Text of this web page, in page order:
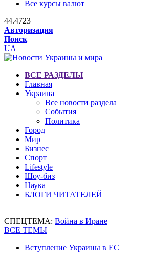
Все курсы валют
44.4723
Авторизация
Поиск
UA
ВСЕ РАЗДЕЛЫ
Главная
Украина
Все новости раздела
События
Политика
Город
Мир
Бизнес
Спорт
Lifestyle
Шоу-биз
Наука
БЛОГИ ЧИТАТЕЛЕЙ
СПЕЦТЕМА: Война в Иране
ВСЕ ТЕМЫ
Вступление Украины в ЕС